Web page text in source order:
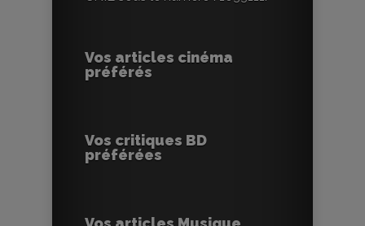
Vos articles cinéma
préférés
Vos critiques BD
préférées